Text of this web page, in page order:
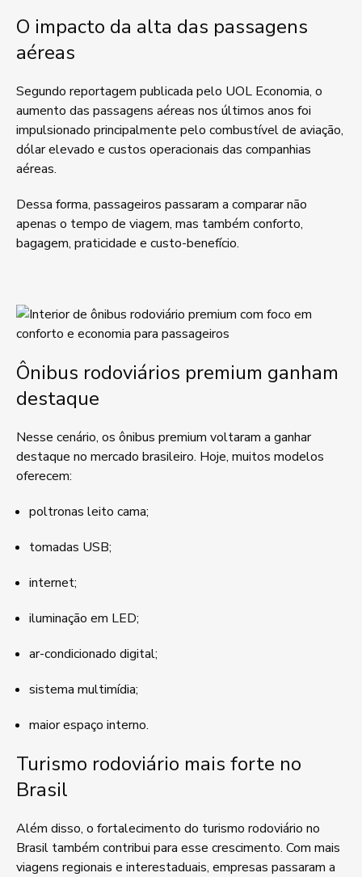
O impacto da alta das passagens
aéreas
Segundo reportagem publicada pelo UOL Economia, o
aumento das passagens aéreas nos últimos anos foi
impulsionado principalmente pelo combustível de aviação,
dólar elevado e custos operacionais das companhias
aéreas.
Dessa forma, passageiros passaram a comparar não
apenas o tempo de viagem, mas também conforto,
bagagem, praticidade e custo-benefício.
Ônibus rodoviários premium ganham
destaque
Nesse cenário, os ônibus premium voltaram a ganhar
destaque no mercado brasileiro. Hoje, muitos modelos
oferecem:
poltronas leito cama;
tomadas USB;
internet;
iluminação em LED;
ar-condicionado digital;
sistema multimídia;
maior espaço interno.
Turismo rodoviário mais forte no
Brasil
Além disso, o fortalecimento do turismo rodoviário no
Brasil também contribui para esse crescimento. Com mais
viagens regionais e interestaduais, empresas passaram a